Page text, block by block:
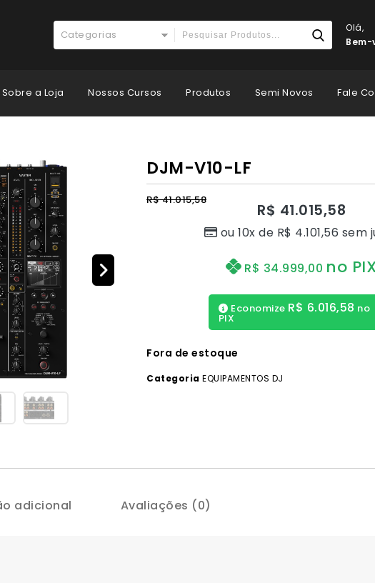
Categorias
Olá,
Sobre a Loja Nossos Cursos Produtos Semi Novos Fale
DJM-V10-LF
R$41.015,58
R$ 41.015,58
ou 10x de R$ 4.101,56 sem
R$ 34.999,00 no
Economize R$ 6.016,58 no
PIX
Fora de estoque
Categoria EQUIPAMENTOS DJ
adicional Avaliações (0)